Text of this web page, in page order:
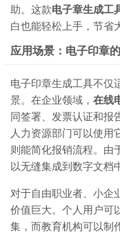
助。这款电子章生成工
白也能轻松上手，节省
应用场景：电子印章
电子印章生成工具不仅
景。在企业领域， 在线
同签署、发票认证和报
人力资源部门可以使用
则能简化报销流程。由
以无缝集成到数字文档
对于自由职业者、小企
价值巨大。个人用户可
集，而教育机构可以制